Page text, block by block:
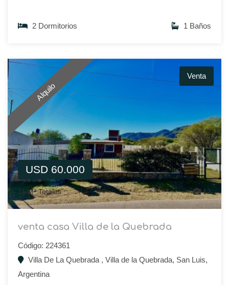
2 Dormitorios 1 Baños
Alquilo
Venta
USD 60.000
11 M² Totales 12
venta casa Villa de la Quebrada
Código: 224361
Villa De La Quebrada , Villa de la Quebrada, San Luis,
Argentina